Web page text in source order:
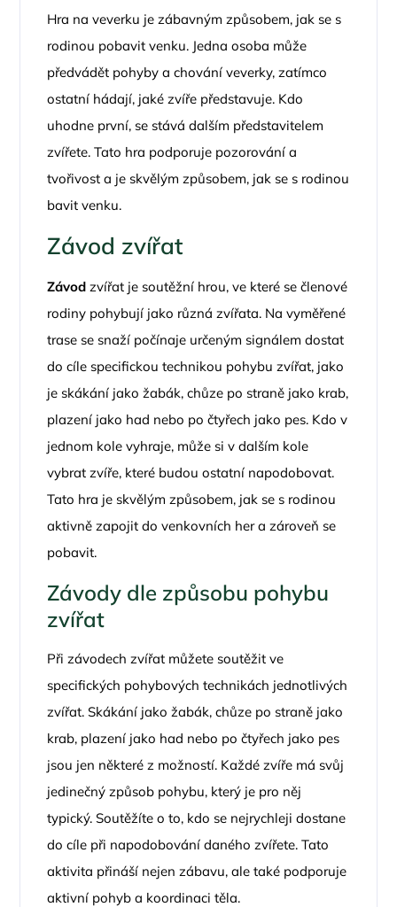
Hra na veverku je zábavným způsobem, jak se s
rodinou pobavit venku. Jedna osoba může
předvádět pohyby a chování veverky, zatímco
ostatní hádají, jaké zvíře představuje. Kdo
uhodne první, se stává dalším představitelem
zvířete. Tato hra podporuje pozorování a
tvořivost a je skvělým způsobem, jak se s rodinou
bavit venku.
Závod zvířat
Závod zvířat je soutěžní hrou, ve které se členové
rodiny pohybují jako různá zvířata. Na vyměřené
trase se snaží počínaje určeným signálem dostat
do cíle specifickou technikou pohybu zvířat, jako
je skákání jako žabák, chůze po straně jako krab,
plazení jako had nebo po čtyřech jako pes. Kdo v
jednom kole vyhraje, může si v dalším kole
vybrat zvíře, které budou ostatní napodobovat.
Tato hra je skvělým způsobem, jak se s rodinou
aktivně zapojit do venkovních her a zároveň se
pobavit.
Závody dle způsobu pohybu
zvířat
Při závodech zvířat můžete soutěžit ve
specifických pohybových technikách jednotlivých
zvířat. Skákání jako žabák, chůze po straně jako
krab, plazení jako had nebo po čtyřech jako pes
jsou jen některé z možností. Každé zvíře má svůj
jedinečný způsob pohybu, který je pro něj
typický. Soutěžíte o to, kdo se nejrychleji dostane
do cíle při napodobování daného zvířete. Tato
aktivita přináší nejen zábavu, ale také podporuje
aktivní pohyb a koordinaci těla.